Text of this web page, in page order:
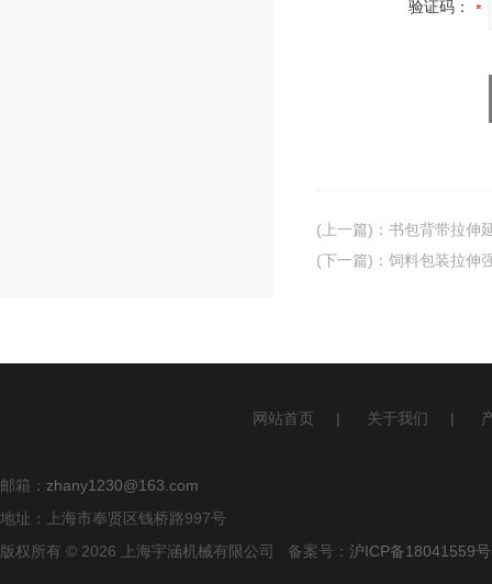
验证码：
(上一篇) ： 书包背带拉伸
(下一篇) ： 饲料包装拉伸
网站首页 | 关于我们 |
邮箱： zhany1230@163.com
地址：上海市奉贤区钱桥路997号
版权所有 © 2026 上海宇涵机械有限公司 备案号： 沪ICP备18041559